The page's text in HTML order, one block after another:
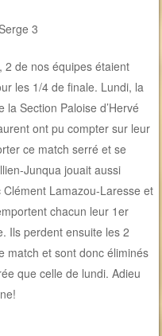
3
2 de nos équipes étaient
les 1/4 de finale. Lundi, la
Section Paloise d’Hervé
ont pu compter sur leur
ce match serré et se
Junqua jouait aussi
Lamazou-Laresse et
chacun leur 1er
Ils perdent ensuite les 2
match et sont donc éliminés
que celle de lundi. Adieu